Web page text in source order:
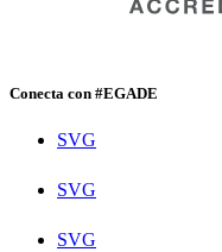
Conecta con #EGADE
SVG
SVG
SVG